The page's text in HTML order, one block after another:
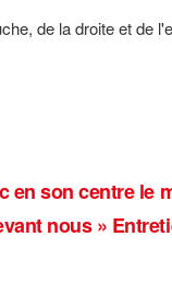
de la droite et de
son centre le
nous »